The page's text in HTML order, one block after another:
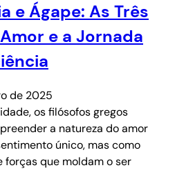
e Ágape: As Três
e a Jornada
de 2025
os filósofos gregos
a natureza do amor
único, mas como
forças que moldam o ser